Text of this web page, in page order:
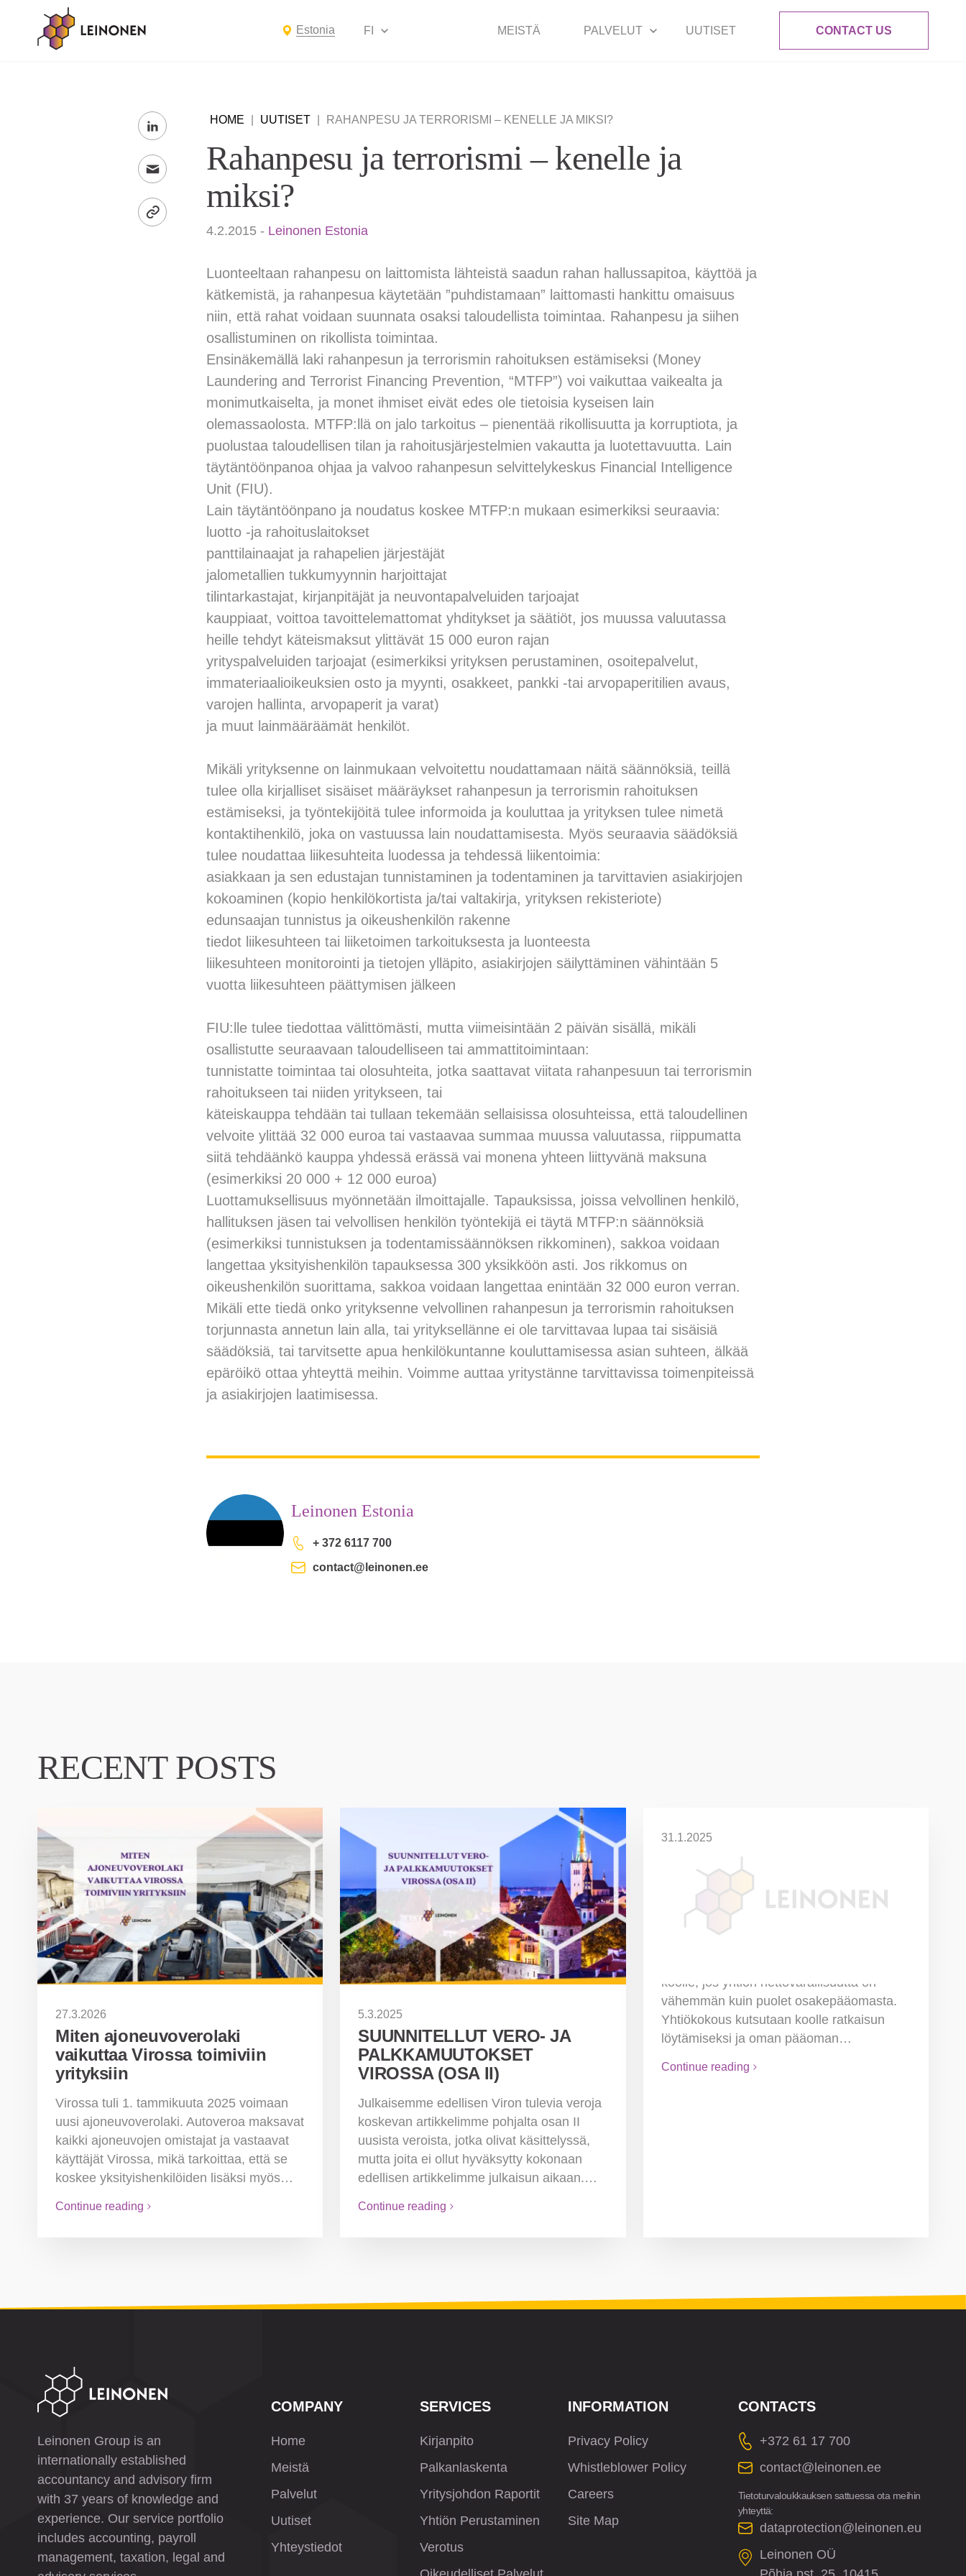
Estonia FI MEISTÄ PALVELUT UUTISET CONTACT US
HOME UUTISET RAHANPESU JA TERRORISMI – KENELLE JA MIKSI?
Rahanpesu ja terrorismi – kenelle ja
miksi?
4.2.2015 - Leinonen Estonia
Luonteeltaan rahanpesu on laittomista lähteistä saadun rahan hallussapitoa, käyttöä ja
kätkemistä, ja rahanpesua käytetään ”puhdistamaan” laittomasti hankittu omaisuus
niin, että rahat voidaan suunnata osaksi taloudellista toimintaa. Rahanpesu ja siihen
osallistuminen on rikollista toimintaa.
Ensinäkemällä laki rahanpesun ja terrorismin rahoituksen estämiseksi (Money
Laundering and Terrorist Financing Prevention, “MTFP”) voi vaikuttaa vaikealta ja
monimutkaiselta, ja monet ihmiset eivät edes ole tietoisia kyseisen lain
olemassaolosta. MTFP:llä on jalo tarkoitus – pienentää rikollisuutta ja korruptiota, ja
puolustaa taloudellisen tilan ja rahoitusjärjestelmien vakautta ja luotettavuutta. Lain
täytäntöönpanoa ohjaa ja valvoo rahanpesun selvittelykeskus Financial Intelligence
Unit (FIU).
Lain täytäntöönpano ja noudatus koskee MTFP:n mukaan esimerkiksi seuraavia:
luotto -ja rahoituslaitokset
panttilainaajat ja rahapelien järjestäjät
jalometallien tukkumyynnin harjoittajat
tilintarkastajat, kirjanpitäjät ja neuvontapalveluiden tarjoajat
kauppiaat, voittoa tavoittelemattomat yhditykset ja säätiöt, jos muussa valuutassa
heille tehdyt käteismaksut ylittävät 15 000 euron rajan
yrityspalveluiden tarjoajat (esimerkiksi yrityksen perustaminen, osoitepalvelut,
immateriaalioikeuksien osto ja myynti, osakkeet, pankki -tai arvopaperitilien avaus,
varojen hallinta, arvopaperit ja varat)
ja muut lainmääräämät henkilöt.
Mikäli yrityksenne on lainmukaan velvoitettu noudattamaan näitä säännöksiä, teillä
tulee olla kirjalliset sisäiset määräykset rahanpesun ja terrorismin rahoituksen
estämiseksi, ja työntekijöitä tulee informoida ja kouluttaa ja yrityksen tulee nimetä
kontaktihenkilö, joka on vastuussa lain noudattamisesta. Myös seuraavia säädöksiä
tulee noudattaa liikesuhteita luodessa ja tehdessä liikentoimia:
asiakkaan ja sen edustajan tunnistaminen ja todentaminen ja tarvittavien asiakirjojen
kokoaminen (kopio henkilökortista ja/tai valtakirja, yrityksen rekisteriote)
edunsaajan tunnistus ja oikeushenkilön rakenne
tiedot liikesuhteen tai liiketoimen tarkoituksesta ja luonteesta
liikesuhteen monitorointi ja tietojen ylläpito, asiakirjojen säilyttäminen vähintään 5
vuotta liikesuhteen päättymisen jälkeen
FIU:lle tulee tiedottaa välittömästi, mutta viimeisintään 2 päivän sisällä, mikäli
osallistutte seuraavaan taloudelliseen tai ammattitoimintaan:
tunnistatte toimintaa tai olosuhteita, jotka saattavat viitata rahanpesuun tai terrorismin
rahoitukseen tai niiden yritykseen, tai
käteiskauppa tehdään tai tullaan tekemään sellaisissa olosuhteissa, että taloudellinen
velvoite ylittää 32 000 euroa tai vastaavaa summaa muussa valuutassa, riippumatta
siitä tehdäänkö kauppa yhdessä erässä vai monena yhteen liittyvänä maksuna
(esimerkiksi 20 000 + 12 000 euroa)
Luottamuksellisuus myönnetään ilmoittajalle. Tapauksissa, joissa velvollinen henkilö,
hallituksen jäsen tai velvollisen henkilön työntekijä ei täytä MTFP:n säännöksiä
(esimerkiksi tunnistuksen ja todentamissäännöksen rikkominen), sakkoa voidaan
langettaa yksityishenkilön tapauksessa 300 yksikköön asti. Jos rikkomus on
oikeushenkilön suorittama, sakkoa voidaan langettaa enintään 32 000 euron verran.
Mikäli ette tiedä onko yrityksenne velvollinen rahanpesun ja terrorismin rahoituksen
torjunnasta annetun lain alla, tai yrityksellänne ei ole tarvittavaa lupaa tai sisäisiä
säädöksiä, tai tarvitsette apua henkilökuntanne kouluttamisessa asian suhteen, älkää
epäröikö ottaa yhteyttä meihin. Voimme auttaa yritystänne tarvittavissa toimenpiteissä
ja asiakirjojen laatimisessa.
Leinonen Estonia
+ 372 6117 700
contact@leinonen.ee
RECENT POSTS
27.3.2026
Miten ajoneuvoverolaki
vaikuttaa Virossa toimiviin
yrityksiin
Virossa tuli 1. tammikuuta 2025 voimaan
uusi ajoneuvoverolaki. Autoveroa maksavat
kaikki ajoneuvojen omistajat ja vastaavat
käyttäjät Virossa, mikä tarkoittaa, että se
koskee yksityishenkilöiden lisäksi myös…
Continue reading
5.3.2025
SUUNNITELLUT VERO- JA
PALKKAMUUTOKSET
VIROSSA (OSA II)
Julkaisemme edellisen Viron tulevia veroja
koskevan artikkelimme pohjalta osan II
uusista veroista, jotka olivat käsittelyssä,
mutta joita ei ollut hyväksytty kokonaan
edellisen artikkelimme julkaisun aikaan.…
Continue reading
31.1.2025
YRITYKSEN OMA PÄÄOMA ON
ALLE PUOLET
OSAKEPÄÄOMASTA – MITÄ
TEHDÄ SEURAAVAKSI?
koolle, jos yhtiön nettovarallisuutta on
vähemmän kuin puolet osakepääomasta.
Yhtiökokous kutsutaan koolle ratkaisun
löytämiseksi ja oman pääoman…
Continue reading
Leinonen Group is an
internationally established
accountancy and advisory firm
with 37 years of knowledge and
experience. Our service portfolio
includes accounting, payroll
management, taxation, legal and
COMPANY
Home
Meistä
Palvelut
Uutiset
Yhteystiedot
SERVICES
Kirjanpito
Palkanlaskenta
Yritysjohdon Raportit
Yhtiön Perustaminen
Verotus
INFORMATION
Privacy Policy
Whistleblower Policy
Careers
Site Map
CONTACTS
+372 61 17 700
contact@leinonen.ee
Tietoturvaloukkauksen sattuessa ota meihin
yhteyttä:
dataprotection@leinonen.eu
Leinonen OÜ